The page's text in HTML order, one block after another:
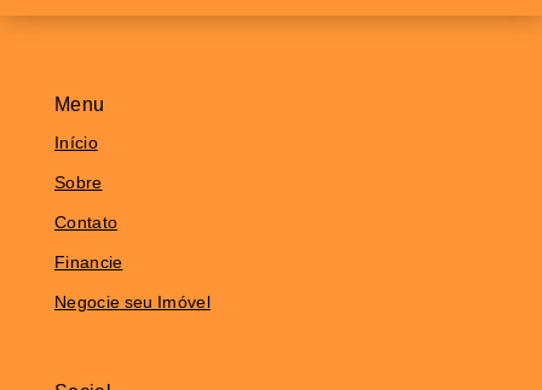
Menu
Início
Sobre
Contato
Financie
Negocie seu Imóvel